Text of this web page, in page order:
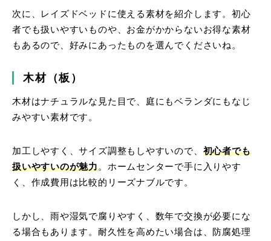
次に、レイズドベッドに使える素材を紹介します。初心
者でも扱いやすいものや、お金がかからないお得な素材
もあるので、好みにあったものを選んでくださいね。
木材（板）
木材はナチュラルな見た目で、庭にもベランダにもなじ
みやすい素材です。
加工しやすく、サイズ調整もしやすいので、 初心者でも
扱いやすいのが魅力。ホームセンターで手に入りやす
く、作成費用は比較的リーズナブルです。
しかし、雨や湿気で腐りやすく、数年で交換が必要にな
る場合もあります。耐久性を高めたい場合は、防腐処理